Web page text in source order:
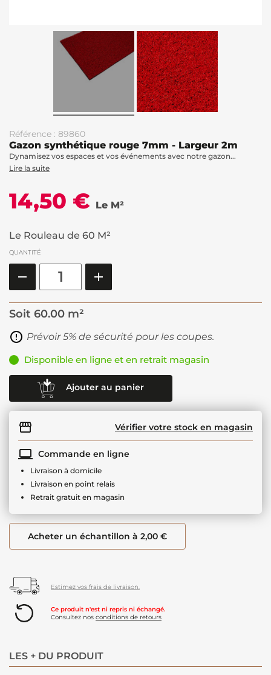
Référence : 89860
Gazon synthétique rouge 7mm - Largeur 2m
Dynamisez vos espaces et vos événements avec notre gazon...
Lire la suite
14,50 € Le M²
Le Rouleau de 60 M²
QUANTITÉ
Soit 60.00 m²
Prévoir 5% de sécurité pour les coupes.
Disponible en ligne et en retrait magasin
Ajouter au panier
Vérifier votre stock en magasin
Commande en ligne
Livraison à domicile
Livraison en point relais
Retrait gratuit en magasin
Acheter un échantillon à 2,00 €
Estimez vos frais de livraison.
Ce produit n'est ni repris ni échangé.
Consultez nos conditions de retours
LES + DU PRODUIT